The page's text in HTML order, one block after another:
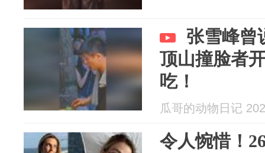
张雪峰曾
顶山撞脸者
吃！
瓜哥的动物日记
令人惋惜！